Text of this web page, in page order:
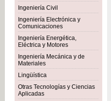
Ingeniería Civil
Ingeniería Electrónica y
Comunicaciones
Ingeniería Energética,
Eléctrica y Motores
Ingeniería Mecánica y de
Materiales
Lingüística
Otras Tecnologías y Ciencias
Aplicadas